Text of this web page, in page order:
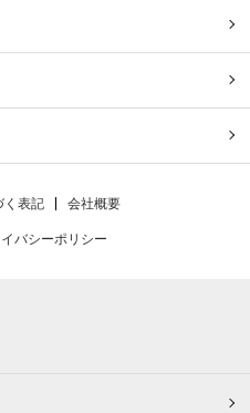
く表記 会社概要
バシーポリシー